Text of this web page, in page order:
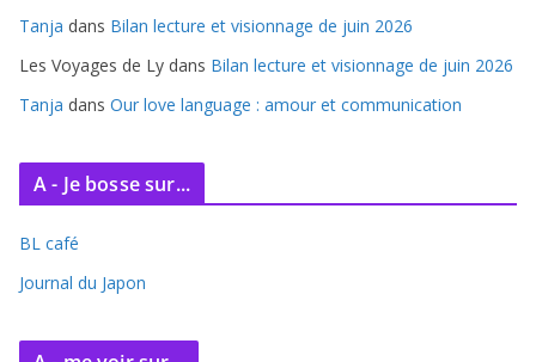
s
Tanja dans Bilan lecture et visionnage de juin 2026
Les Voyages de Ly dans Bilan lecture et visionnage de juin 2026
Tanja dans Our love language : amour et communication
A - Je bosse sur...
BL café
Journal du Japon